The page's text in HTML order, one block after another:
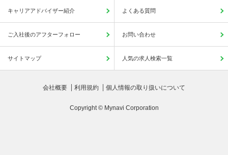
キャリアアドバイザー紹介 よくある質問
ご入社後のアフターフォロー お問い合わせ
サイトマップ 人気の求人検索一覧
会社概要 利用規約 個人情報の取り扱いについて
Copyright © Mynavi Corporation